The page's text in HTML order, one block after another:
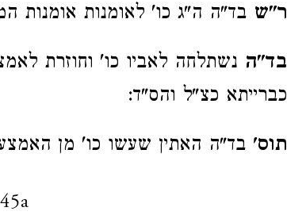
ר"ש בד"ה ה"ג כו' לאומנות אומנות
בד"ה נשתלחה לאביו כו' וחוזרת
כברייתא כצ"ל והס"ד:
תוס' בד"ה האתין שעשו כו' מן